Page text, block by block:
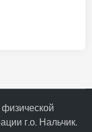
г.о. Нальчик.